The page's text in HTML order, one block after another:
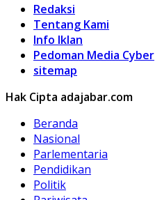
Redaksi
Tentang Kami
Info Iklan
Pedoman Media Cyber
sitemap
Hak Cipta adajabar.com
Beranda
Nasional
Parlementaria
Pendidikan
Politik